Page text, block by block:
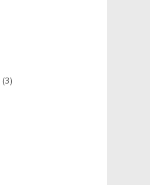
(3)